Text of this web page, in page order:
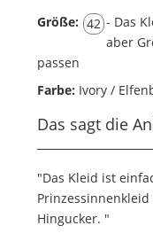
Größe: 42 - Das
aber
passen
Farbe: Ivory /
Das sagt die
"Das Kleid ist
Hingucker. "